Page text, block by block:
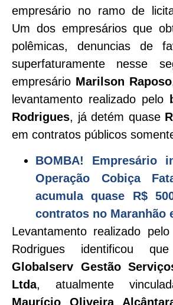
empresário no ramo de
Um dos empresários que
polêmicas, denuncias de
superfaturamente nesse
empresário Marilson Raposo
levantamento realizado pelo
Rodrigues, já detém quase
em contratos públicos
BOMBA! Empresário
Operação Cobiça
acumula quase R$
contratos no Maranhão
Levantamento realizado
Rodrigues identificou
Globalserv Gestão
Ltda, atualmente
Maurício Oliveira